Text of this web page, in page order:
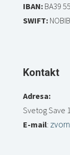
IBAN:BA39
SWIFT:
Kontakt
Adresa:
Svetog Save
E-mail: